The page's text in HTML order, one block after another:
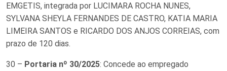
EMGETIS, integrada por LUCIMARA ROCHA NUNES,
SYLVANA SHEYLA FERNANDES DE CASTRO, KATIA MARIA
LIMEIRA SANTOS e RICARDO DOS ANJOS CORREIAS, com
prazo de 120 dias.
30 – Portaria nº 30/2025: Concede ao empregado